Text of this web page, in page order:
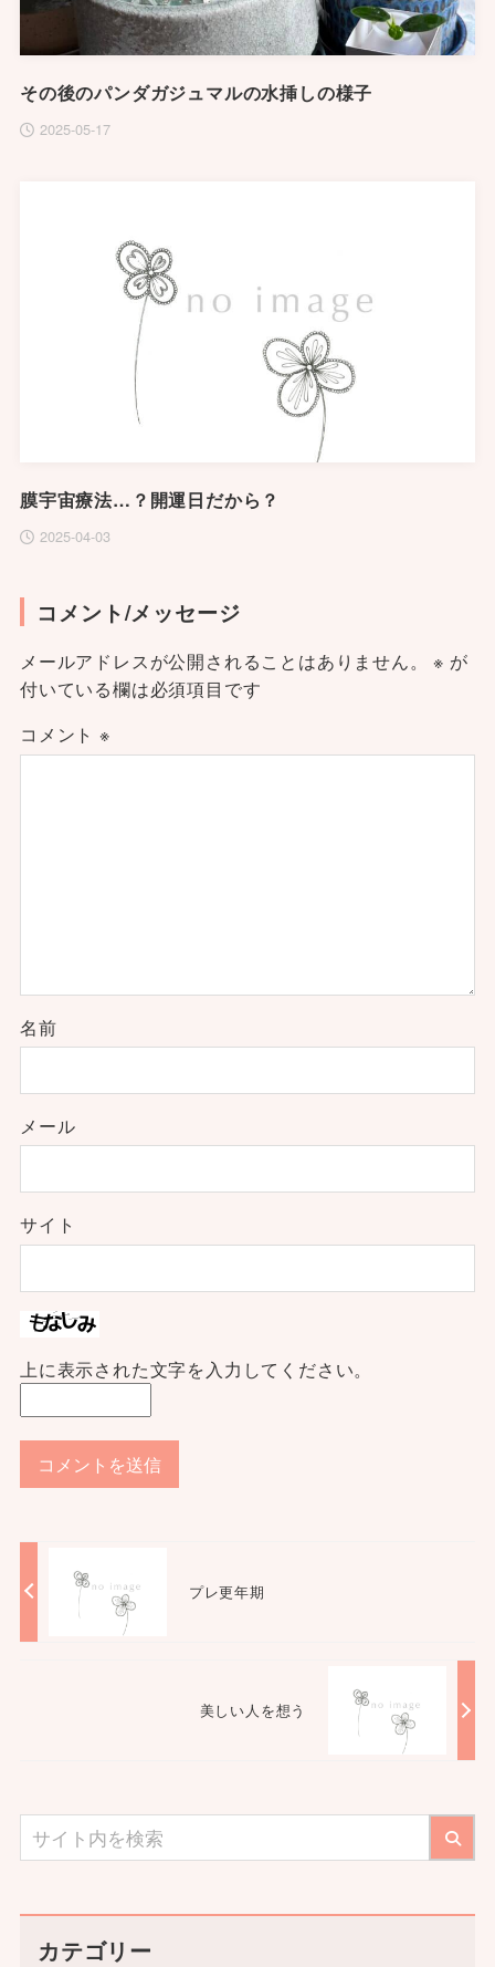
その後のパンダガジュマルの水挿しの様子
2025-05-17
膜宇宙療法…？開運日だから？
2025-04-03
コメント/メッセージ
メールアドレスが公開されることはありません。 ※ が
付いている欄は必須項目です
コメント ※
名前
メール
サイト
上に表示された文字を入力してください。
プレ更年期
美しい人を想う
カテゴリー